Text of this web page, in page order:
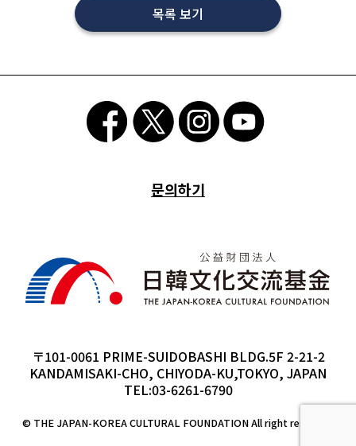
목록 보기
문의하기
〒101-0061 PRIME-SUIDOBASHI BLDG.5F 2-21-2
KANDAMISAKI-CHO, CHIYODA-KU,TOKYO, JAPAN
TEL:03-6261-6790
© THE JAPAN-KOREA CULTURAL FOUNDATION All right reserved.